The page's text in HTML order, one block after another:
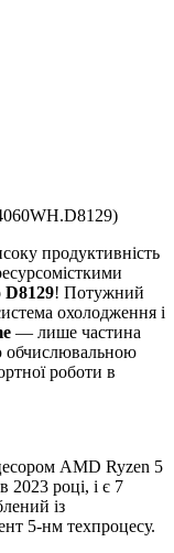
продуктивність
! Потужний
охолодження і
— лише частина
обчислювальною
роботи в
AMD Ryzen 5
2023 році, і є 7
із
5-нм техпроцесу.